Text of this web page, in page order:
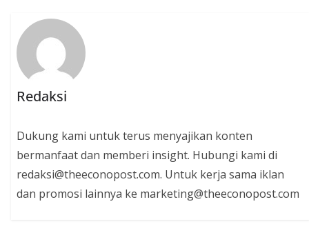
Redaksi
Dukung kami untuk terus menyajikan konten
bermanfaat dan memberi insight. Hubungi kami di
redaksi@theeconopost.com. Untuk kerja sama iklan
dan promosi lainnya ke marketing@theeconopost.com